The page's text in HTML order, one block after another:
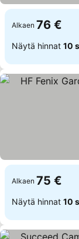
Alkaen 76 €
Näytä hinnat 10
Alkaen 75 €
Näytä hinnat 10